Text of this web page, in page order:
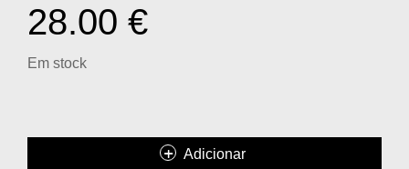
28.00 €
Em stock
Adicionar